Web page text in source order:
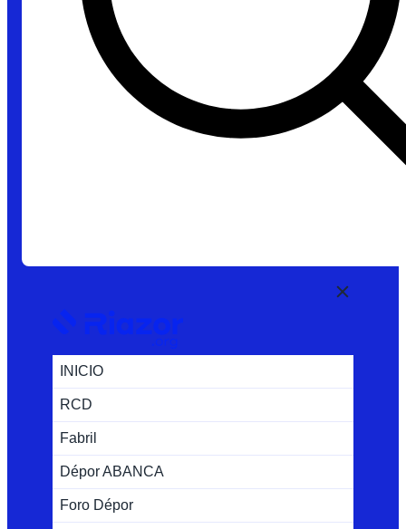
INICIO
RCD
Fabril
Dépor ABANCA
Foro Dépor